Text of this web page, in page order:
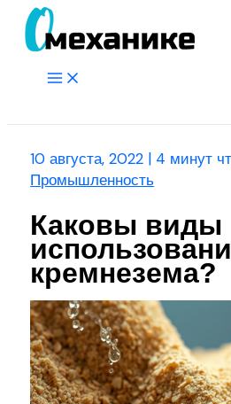
Перейти
Main
10 августа, 2022 | 4 минут
Промышленность
Каковы виды
кремнезема?